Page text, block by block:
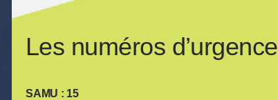
Les numéros d’urgence
SAMU : 15